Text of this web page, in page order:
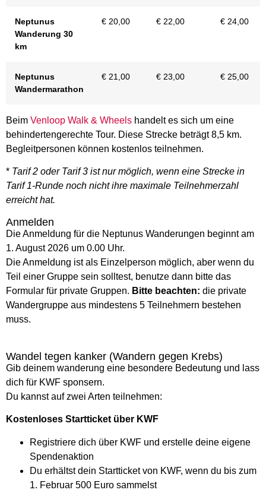
Neptunus
Wanderung 30
km
€ 20,00 € 22,00 € 24,00
Neptunus
Wandermarathon
€ 21,00 € 23,00 € 25,00
Beim Venloop Walk & Wheels handelt es sich um eine
behindertengerechte Tour. Diese Strecke beträgt 8,5 km.
Begleitpersonen können kostenlos teilnehmen.
* Tarif 2 oder Tarif 3 ist nur möglich, wenn eine Strecke in
Tarif 1-Runde noch nicht ihre maximale Teilnehmerzahl
erreicht hat.
Anmelden
Die Anmeldung für die Neptunus Wanderungen beginnt am
1. August 2026 um 0.00 Uhr.
Die Anmeldung ist als Einzelperson möglich, aber wenn du
Teil einer Gruppe sein solltest, benutze dann bitte das
Formular für private Gruppen. Bitte beachten: die private
Wandergruppe aus mindestens 5 Teilnehmern bestehen
muss.
Wandel tegen kanker (Wandern gegen Krebs)
Gib deinem wanderung eine besondere Bedeutung und lass
dich für KWF sponsern.
Du kannst auf zwei Arten teilnehmen:
Kostenloses Startticket über KWF
Registriere dich über KWF und erstelle deine eigene
Spendenaktion
Du erhältst dein Startticket von KWF, wenn du bis zum
1. Februar 500 Euro sammelst